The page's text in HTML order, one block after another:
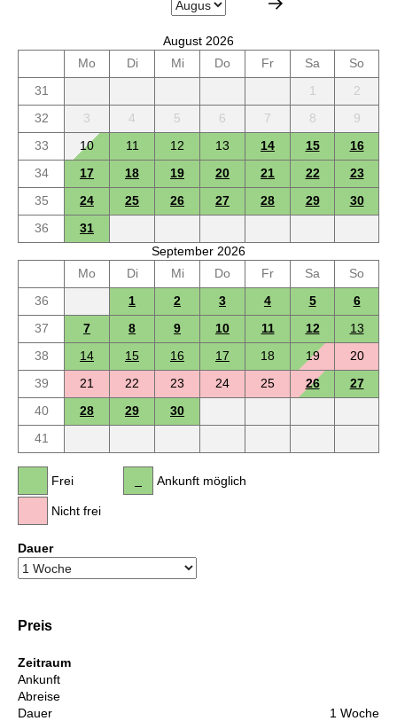
August 2026
Mo
Di Mi Do Fr Sa
So
31
1
2
32
3 4 5 6 7 8
9
33
10 11 12 13 14 15
16
34
17 18 19 20 21 22
23
35
24 25 26 27 28 29
30
36
31
September 2026
Mo
Di Mi Do Fr Sa
So
36
1 2 3 4 5
6
37
7 8 9 10 11 12
13
38
14 15 16 17 18 19
20
39
21 22 23 24 25 26
27
40
28 29
30
41
Frei
Nicht frei
Ankunft möglich
Dauer
Preis
Zeitraum
Ankunft
Abreise
Dauer
1 Woche